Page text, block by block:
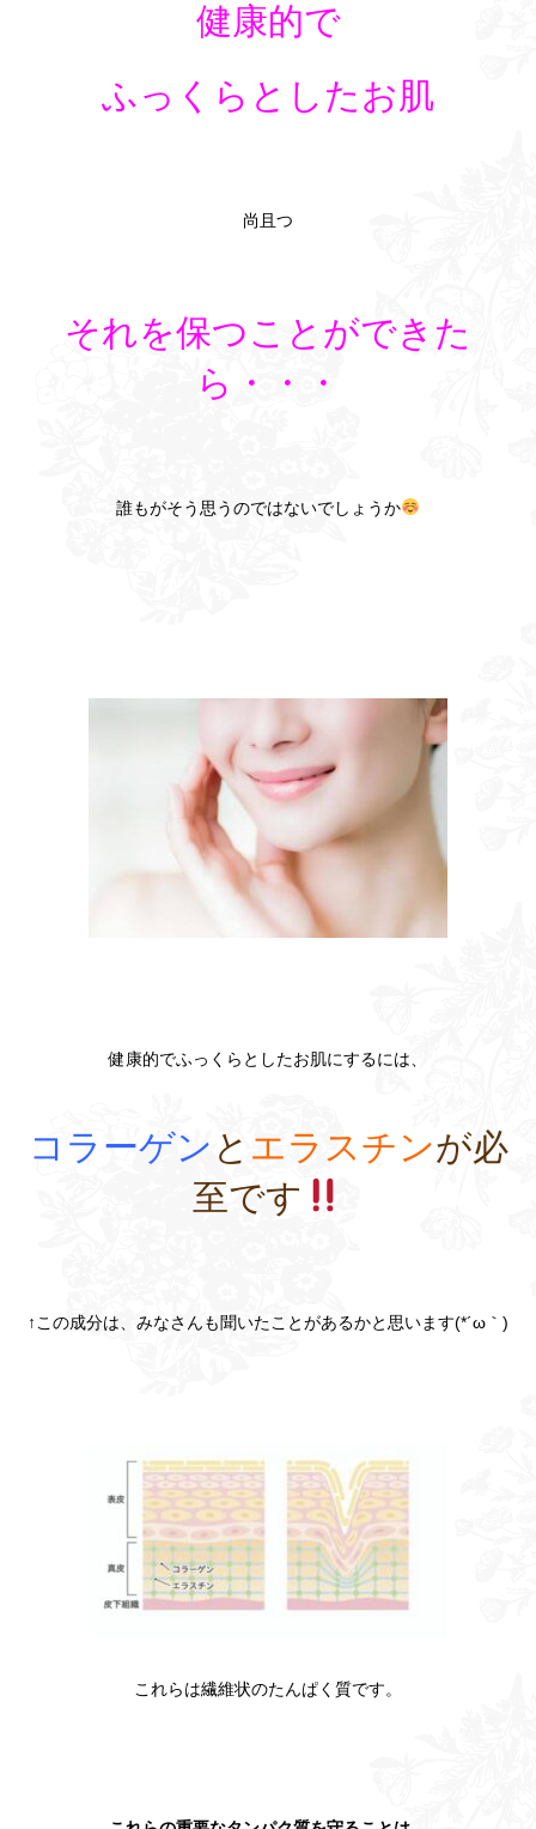
健康的で
ふっくらとしたお肌
尚且つ
それを保つことができた
ら・・・
誰もがそう思うのではないでしょうか
健康的でふっくらとしたお肌にするには、
コラーゲン と エラスチンが必
至です
↑この成分は、みなさんも聞いたことがあるかと思います(*´ω｀)
これらは繊維状のたんぱく質です。